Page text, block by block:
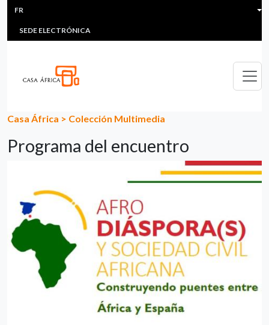
Aller au contenu principal
HEADER MENU
MULTIMEDIA
SEDE ELECTRÓNICA
FR
Casa África > Colección Multimedia
Programa del encuentro